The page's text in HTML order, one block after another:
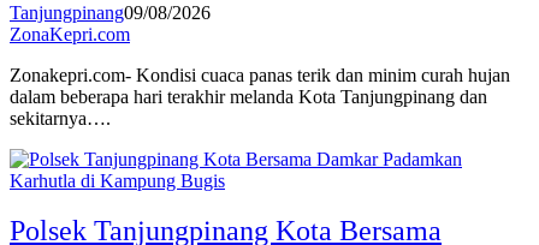
Tanjungpinang09/08/2026
ZonaKepri.com
Zonakepri.com- Kondisi cuaca panas terik dan minim curah hujan
dalam beberapa hari terakhir melanda Kota Tanjungpinang dan
sekitarnya….
Polsek Tanjungpinang Kota Bersama